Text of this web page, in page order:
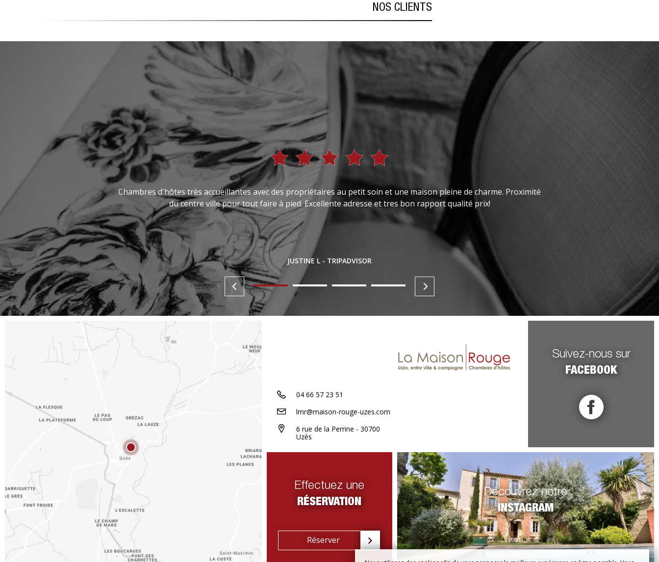
NOS CLIENTS
Chambres d'hôtes très accueillantes avec des propriétaires au petit soin et une maison pleine de charme. Proximité
du centre ville pour tout faire à pied. Excellente adresse et tres bon rapport qualité prix!
JUSTINE L - TRIPADVISOR
04 66 57 23 51
lmr@maison-rouge-uzes.com
6 rue de la Perrine - 30700
Uzès
Suivez-nous sur
FACEBOOK
Effectuez une
RÉSERVATION
Réserver
Découvrez notre
INSTAGRAM